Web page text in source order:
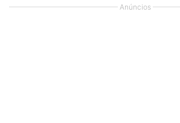
Anúncios